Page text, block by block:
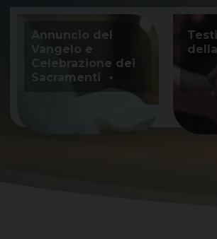
content
Annuncio del
Vangelo e
Celebrazione dei
Sacramenti
della